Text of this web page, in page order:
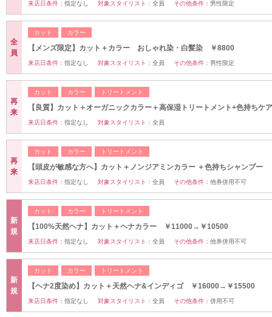
来店日条件： 指定なし 対象スタイリスト： 全員 その他条件： 男性限定
全
員
カット カラー
【メンズ限定】カット＋カラー おしゃれ染・白髪染 ￥8800
来店日条件： 指定なし 対象スタイリスト： 全員 その他条件： 男性限定
再
来
カット カラー トリートメント
【良質】カット＋オーガニックカラー＋高保湿トリートメント+色持ちケア
来店日条件： 指定なし 対象スタイリスト： 全員
再
来
カット カラー トリートメント
【頭皮が敏感な方へ】カット＋ノンジアミンカラー ＋色持ちシャンプー
来店日条件： 指定なし 対象スタイリスト： 全員 その他条件： 他券併用不可
新
規
カット カラー トリートメント
【100%天然ヘナ】カット＋ヘナカラー ￥11000→￥10500
来店日条件： 指定なし 対象スタイリスト： 全員 その他条件： 他券併用不可
新
規
カット カラー トリートメント
【ヘナ2度染め】カット＋天然ヘナ&インディゴ ￥16000→￥15500
来店日条件： 指定なし 対象スタイリスト： 全員 その他条件： 併用不可